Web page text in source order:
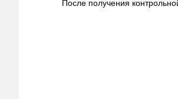
После получения